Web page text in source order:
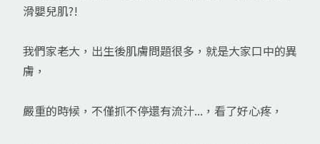
滑嬰兒肌?!
我們家老大，出生後肌膚問題很多，就是大家口中的異
膚，
嚴重的時候，不僅抓不停還有流汁...，看了好心疼，